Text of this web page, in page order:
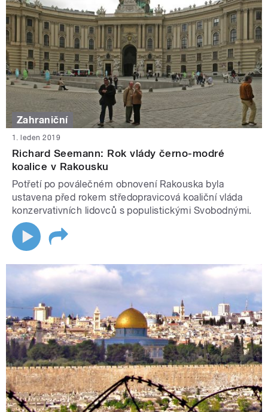
Zahraniční
1. leden 2019
Richard Seemann: Rok vlády černo-modré
koalice v Rakousku
Potřetí po poválečném obnovení Rakouska byla
ustavena před rokem středopravicová koaliční vláda
konzervativních lidovců s populistickými Svobodnými.